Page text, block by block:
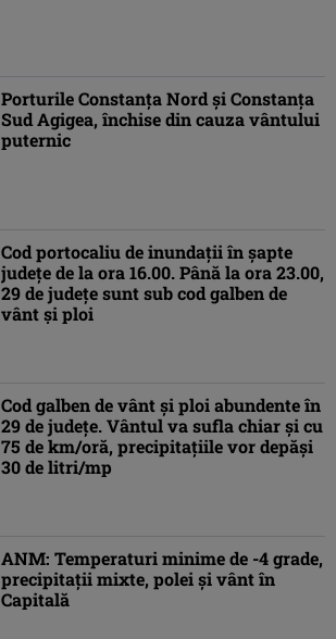
Porturile Constanţa Nord şi Constanţa
Sud Agigea, închise din cauza vântului
puternic
Cod portocaliu de inundaţii în şapte
judeţe de la ora 16.00. Până la ora 23.00,
29 de judeţe sunt sub cod galben de
vânt şi ploi
Cod galben de vânt şi ploi abundente în
29 de judeţe. Vântul va sufla chiar şi cu
75 de km/oră, precipitaţiile vor depăşi
30 de litri/mp
ANM: Temperaturi minime de -4 grade,
precipitaţii mixte, polei şi vânt în
Capitală